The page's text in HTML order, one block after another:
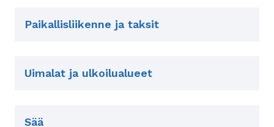
Paikallisliikenne ja taksit
Uimalat ja ulkoilualueet
Sää